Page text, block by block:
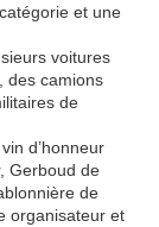
et une
voitures
des camions
de
d’honneur
Gerboud de
de
organisateur et